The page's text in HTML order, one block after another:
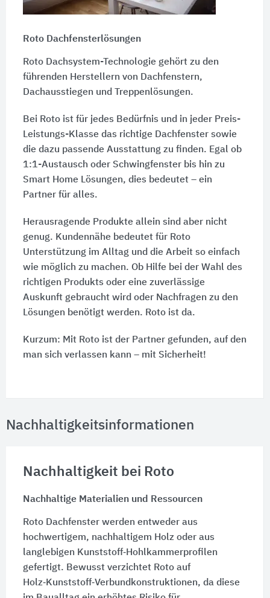
Roto Dachfensterlösungen
Roto Dachsystem-Technologie gehört zu den
führenden Herstellern von Dachfenstern,
Dachausstiegen und Treppenlösungen.
Bei Roto ist für jedes Bedürfnis und in jeder Preis-
Leistungs-Klasse das richtige Dachfenster sowie
die dazu passende Ausstattung zu finden. Egal ob
1:1-Austausch oder Schwingfenster bis hin zu
Smart Home Lösungen, dies bedeutet – ein
Partner für alles.
Herausragende Produkte allein sind aber nicht
genug. Kundennähe bedeutet für Roto
Unterstützung im Alltag und die Arbeit so einfach
wie möglich zu machen. Ob Hilfe bei der Wahl des
richtigen Produkts oder eine zuverlässige
Auskunft gebraucht wird oder Nachfragen zu den
Lösungen benötigt werden. Roto ist da.
Kurzum: Mit Roto ist der Partner gefunden, auf den
man sich verlassen kann – mit Sicherheit!
Nachhaltigkeitsinformationen
Nachhaltigkeit bei Roto
Nachhaltige Materialien und Ressourcen
Roto Dachfenster werden entweder aus
hochwertigem, nachhaltigem Holz oder aus
langlebigen Kunststoff‑Hohlkammerprofilen
gefertigt. Bewusst verzichtet Roto auf
Holz‑Kunststoff‑Verbundkonstruktionen, da diese